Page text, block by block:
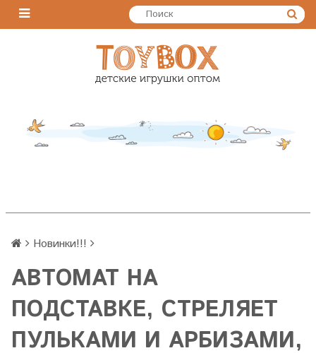
Новинки!!!
АВТОМАТ НА
ПОДСТАВКЕ, СТРЕЛЯЕТ
ПУЛЬКАМИ И АРБИЗАМИ,